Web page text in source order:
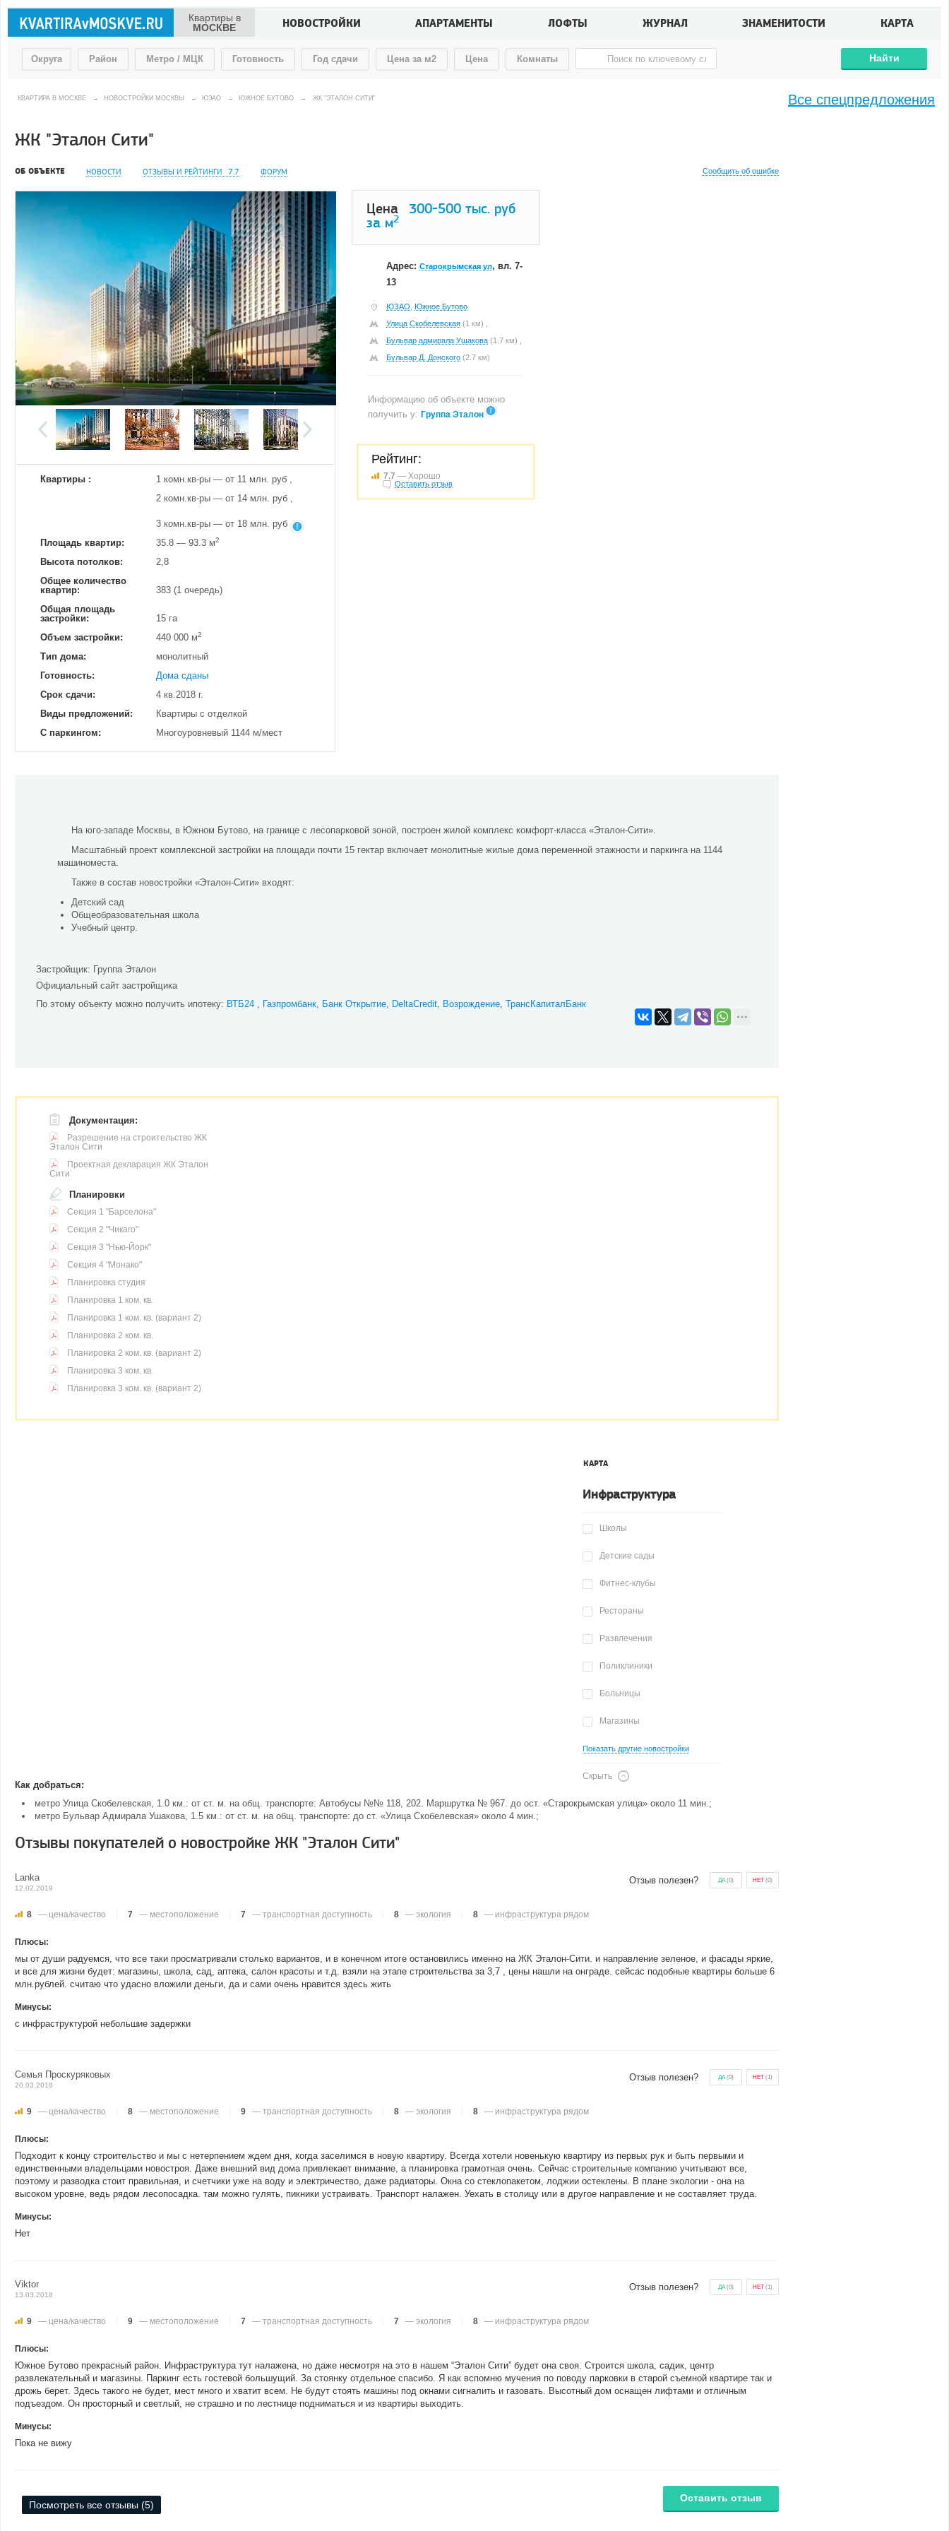
Квартиры в
МОСКВЕ
НОВОСТРОЙКИ АПАРТАМЕНТЫ ЛОФТЫ ЖУРНАЛ ЗНАМЕНИТОСТИ КАРТА
Округа Район Метро / МЦК Готовность Год сдачи Цена за м2 Цена Комнаты Найти
КВАРТИРА В МОСКВЕ → НОВОСТРОЙКИ МОСКВЫ → ЮЗАО → ЮЖНОЕ БУТОВО → ЖК "ЭТАЛОН СИТИ"
ЖК "Эталон Сити"
ОБ ОБЪЕКТЕ НОВОСТИ ОТЗЫВЫ И РЕЙТИНГИ 7.7 ФОРУМ Сообщить об ошибке
Добавить фотографию Изменено: 27.11.2023 Просмотров 41405
Квартиры :
1 комн.кв-ры — от 11 млн. руб ,
2 комн.кв-ры — от 14 млн. руб ,
3 комн.кв-ры — от 18 млн. руб
Площадь квартир:
35.8 — 93.3 м2
Высота потолков:
2,8
Общее количество
квартир:
383 (1 очередь)
Общая площадь
застройки:
15 га
Объем застройки:
440 000 м2
Тип дома:
монолитный
Готовность:
Дома сданы
Срок сдачи:
4 кв.2018 г.
Виды предложений:
Квартиры с отделкой
С паркингом:
Многоуровневый 1144 м/мест
Цена 300-500 тыс. руб
за м2
Адрес: Старокрымская ул, вл. 7-
13
ЮЗАО Южное Бутово
Улица Скобелевская (1 км) ,
Бульвар адмирала Ушакова (1.7 км) ,
Бульвар Д. Донского (2.7 км)
Информацию об объекте можно
получить у: Группа Эталон
Рейтинг:
7.7 — Хорошо
Оставить отзыв
На юго-западе Москвы, в Южном Бутово, на границе с лесопарковой зоной, построен жилой комплекс комфорт-класса «Эталон-Сити».
Масштабный проект комплексной застройки на площади почти 15 гектар включает монолитные жилые дома переменной этажности и паркинга на 1144
машиноместа.
Также в состав новостройки «Эталон-Сити» входят:
Детский сад
Общеобразовательная школа
Учебный центр.
Застройщик: Группа Эталон
Официальный сайт застройщика
По этому объекту можно получить ипотеку: ВТБ24 Газпромбанк Банк Открытие DeltaCredit Возрождение ТрансКапиталБанк
Документация:
Разрешение на строительство ЖК
Эталон Сити
Проектная декларация ЖК Эталон
Сити
Планировки
Секция 1 "Барселона"
Секция 2 "Чикаго"
Секция 3 "Нью-Йорк"
Секция 4 "Монако"
Планировка студия
Планировка 1 ком. кв.
Планировка 1 ком. кв. (вариант 2)
Планировка 2 ком. кв.
Планировка 2 ком. кв. (вариант 2)
Планировка 3 ком. кв.
Планировка 3 ком. кв. (вариант 2)
КАРТА
Инфраструктура
Школы
Детские сады
Фитнес-клубы
Рестораны
Развлечения
Поликлиники
Больницы
Магазины
Показать другие новостройки
Скрыть
Как добраться:
метро Улица Скобелевская, 1.0 км.: от ст. м. на общ. транспорте: Автобусы №№ 118, 202. Маршрутка № 967. до ост. «Старокрымская улица» около 11 мин.;
метро Бульвар Адмирала Ушакова, 1.5 км.: от ст. м. на общ. транспорте: до ст. «Улица Скобелевская» около 4 мин.;
Отзывы покупателей о новостройке ЖК "Эталон Сити"
Lanka
12.02.2019
Отзыв полезен? ДА(0) НЕТ (0)
8 — цена/качество 7 — местоположение 7 — транспортная доступность 8 — экология 8 — инфраструктура рядом
Плюсы:
мы от души радуемся, что все таки просматривали столько вариантов, и в конечном итоге остановились именно на ЖК Эталон-Сити. и направление зеленое, и фасады яркие,
и все для жизни будет: магазины, школа, сад, аптека, салон красоты и т.д. взяли на этапе строительства за 3,7 , цены нашли на онграде. сейсас подобные квартиры больше 6
млн.рублей. считаю что удасно вложили деньги, да и сами очень нравится здесь жить
Минусы:
с инфраструктурой небольшие задержки
Семья Проскуряковых
20.03.2018
Отзыв полезен? ДА(0) НЕТ (1)
9 — цена/качество 8 — местоположение 9 — транспортная доступность 8 — экология 8 — инфраструктура рядом
Плюсы:
Подходит к концу строительство и мы с нетерпением ждем дня, когда заселимся в новую квартиру. Всегда хотели новенькую квартиру из первых рук и быть первыми и
единственными владельцами новостроя. Даже внешний вид дома привлекает внимание, а планировка грамотная очень. Сейчас строительные компанию учитывают все,
поэтому и разводка стоит правильная, и счетчики уже на воду и электричество, даже радиаторы. Окна со стеклопакетом, лоджии остеклены. В плане экологии - она на
высоком уровне, ведь рядом лесопосадка. там можно гулять, пикники устраивать. Транспорт налажен. Уехать в столицу или в другое направление и не составляет труда.
Минусы:
Нет
Viktor
13.03.2018
Отзыв полезен? ДА(0) НЕТ (1)
9 — цена/качество 9 — местоположение 7 — транспортная доступность 7 — экология 8 — инфраструктура рядом
Плюсы:
Южное Бутово прекрасный район. Инфраструктура тут налажена, но даже несмотря на это в нашем “Эталон Сити” будет она своя. Строится школа, садик, центр
развлекательный и магазины. Паркинг есть гостевой большущий. За стоянку отдельное спасибо. Я как вспомню мучения по поводу парковки в старой съемной квартире так и
дрожь берет. Здесь такого не будет, мест много и хватит всем. Не будут стоять машины под окнами сигналить и газовать. Высотный дом оснащен лифтами и отличным
подъездом. Он просторный и светлый, не страшно и по лестнице подниматься и из квартиры выходить.
Минусы:
Пока не вижу
Посмотреть все отзывы (5)
Оставить отзыв
Все спецпредложения